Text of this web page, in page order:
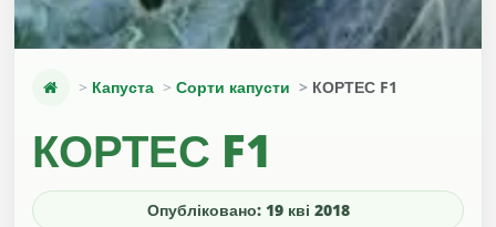
Капуста Сорти капусти КОРТЕС F1
КОРТЕС F1
Опубліковано: 19 кві 2018